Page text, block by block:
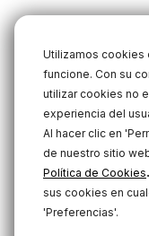
Utilizamos cookies
funcione. Con su
utilizar cookies no
experiencia del
Al hacer clic en
de nuestro sitio
Política de Cookies.
sus cookies en
'Preferencias'.